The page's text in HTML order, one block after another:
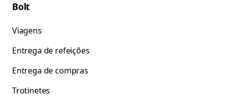
Bolt
Viagens
Entrega de refeições
Entrega de compras
Trotinetes